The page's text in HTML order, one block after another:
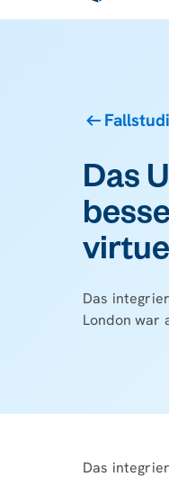
Das
Das
London war
Das